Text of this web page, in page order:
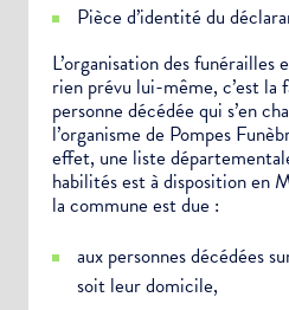
Pièce d’identité du
L’organisation des funérailles
rien prévu lui-même, c’est la
personne décédée qui s’en
l’organisme de Pompes
effet, une liste
habilités est à disposition en
la commune est due :
aux personnes décédées
soit leur domicile,
Choisissez votre
Alertes Mail
Newsletter Culture
Newsletter Sport et Vie